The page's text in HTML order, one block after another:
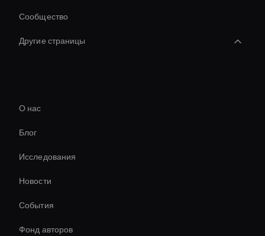
Сообщество
Другие страницы
Hr Ai Avatar
Создавайте обучающие видеоролики по ИИ
How To Create A Live Ai Avatar
Инструмент для масштабирования видео с
О нас
Блог
Исследования
Новости
События
Фонд авторов